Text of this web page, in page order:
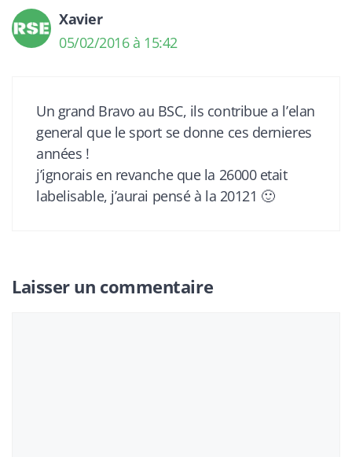
Xavier
05/02/2016 à 15:42
Un grand Bravo au BSC, ils contribue a l’elan
general que le sport se donne ces dernieres
années !
j’ignorais en revanche que la 26000 etait
labelisable, j’aurai pensé à la 20121 🙂
Laisser un commentaire